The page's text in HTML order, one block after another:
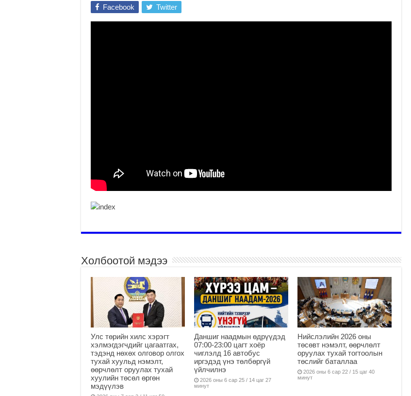
Facebook Twitter
Холбоотой мэдээ
Улс төрийн хилс хэрэгт
хэлмэгдэгчдийг цагаатгах,
тэдэнд нөхөх олговор олгох
тухай хуульд нэмэлт,
өөрчлөлт оруулах тухай
хуулийн төсөл өргөн
мэдүүлэв
Даншиг наадмын өдрүүдэд
07:00-23:00 цагт хоёр
чиглэлд 16 автобус
иргэдэд үнэ төлбөргүй
үйлчилнэ
2026 оны 6 сар 25 / 14 цаг 27
минут
Нийслэлийн 2026 оны
төсөвт нэмэлт, өөрчлөлт
оруулах тухай тогтоолын
төслийг баталлаа
2026 оны 6 сар 22 / 15 цаг 40
минут